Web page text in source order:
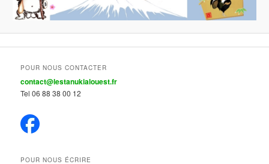
POUR NOUS CONTACTER
contact@lestanukialouest.fr
Tel 06 88 38 00 12
POUR NOUS ÉCRIRE